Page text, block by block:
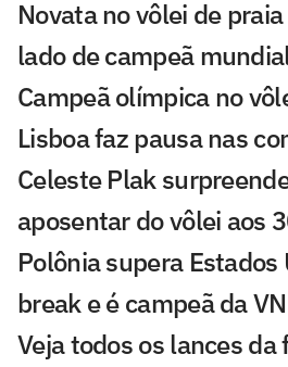
Novata no vôlei de
lado de campeã
Campeã olímpica no
Lisboa faz pausa nas
Celeste Plak
aposentar do vôlei aos
Polônia supera
break e é campeã da
Veja todos os lances da